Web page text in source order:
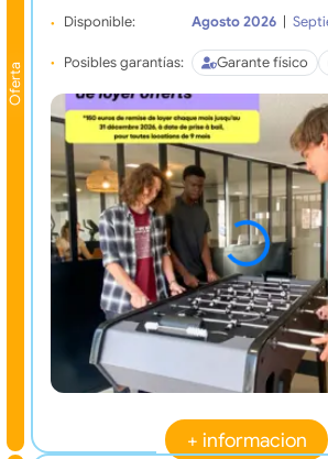
Oferta
Disponible: Agosto 2026
Posibles garantías: Garante físico
+ informacion